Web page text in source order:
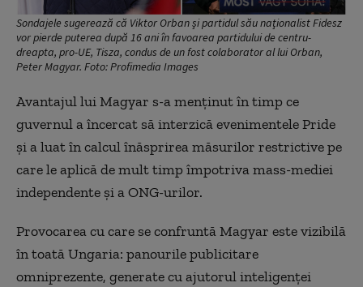
Sondajele sugerează că Viktor Orban şi partidul său naţionalist Fidesz
vor pierde puterea după 16 ani în favoarea partidului de centru-
dreapta, pro-UE, Tisza, condus de un fost colaborator al lui Orban,
Peter Magyar. Foto: Profimedia Images
Avantajul lui Magyar s-a menținut în timp ce
guvernul a încercat să interzică evenimentele Pride
și a luat în calcul înăsprirea măsurilor restrictive pe
care le aplică de mult timp împotriva mass-mediei
independente și a ONG-urilor.
Provocarea cu care se confruntă Magyar este vizibilă
în toată Ungaria: panourile publicitare
omniprezente, generate cu ajutorul inteligenței